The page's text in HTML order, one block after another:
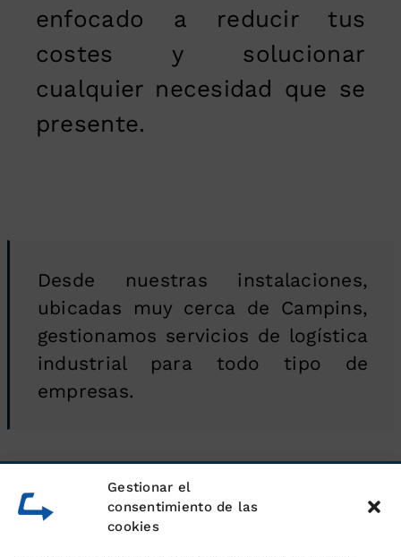
Gestionar el
consentimiento de las
cookies
enfocado a reducir tus
costes y solucionar
cualquier necesidad que se
presente.
Desde nuestras instalaciones,
ubicadas muy cerca de Campins,
gestionamos servicios de logística
industrial para todo tipo de
empresas.